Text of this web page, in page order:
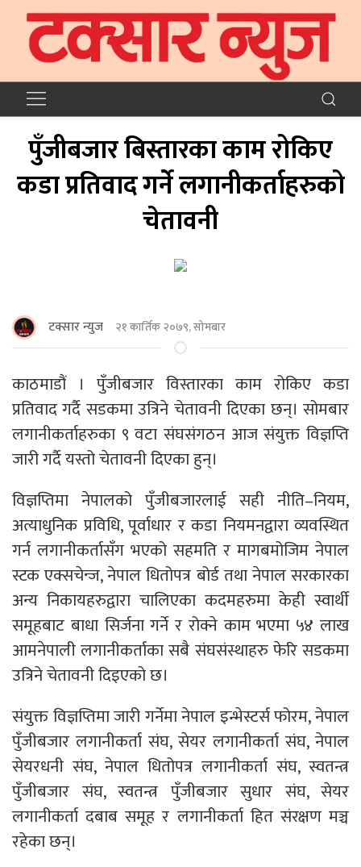
पुँजीबजार बिस्तारका काम रोकिए
कडा प्रतिवाद गर्ने लगानीकर्ताहरुको
चेतावनी
टक्सार न्युज २१ कार्तिक २०७९, सोमबार
काठमाडौं । पुँजीबजार विस्तारका काम रोकिए कडा
प्रतिवाद गर्दै सडकमा उत्रिने चेतावनी दिएका छन्। सोमबार
लगानीकर्ताहरुका ९ वटा संघसंगठन आज संयुक्त विज्ञप्ति
जारी गर्दै यस्तो चेतावनी दिएका हुन्।
विज्ञप्तिमा नेपालको पुँजीबजारलाई सही नीति–नियम,
अत्याधुनिक प्रविधि, पूर्वाधार र कडा नियमनद्वारा व्यवस्थित
गर्न लगानीकर्तासँग भएको सहमति र मागबमोजिम नेपाल
स्टक एक्सचेन्ज, नेपाल धितोपत्र बोर्ड तथा नेपाल सरकारका
अन्य निकायहरुद्वारा चालिएका कदमहरुमा केही स्वार्थी
समूहबाट बाधा सिर्जना गर्ने र रोक्ने काम भएमा ५४ लाख
आमनेपाली लगानीकर्ताका सबै संघसंस्थाहरु फेरि सडकमा
उत्रिने चेतावनी दिइएको छ।
संयुक्त विज्ञप्तिमा जारी गर्नेमा नेपाल इन्भेस्टर्स फोरम, नेपाल
पुँजीबजार लगानीकर्ता संघ, सेयर लगानीकर्ता संघ, नेपाल
सेयरधनी संघ, नेपाल धितोपत्र लगानीकर्ता संघ, स्वतन्त्र
पुँजीबजार संघ, स्वतन्त्र पुँजीबजार सुधार संघ, सेयर
लगानीकर्ता दबाब समूह र लगानीकर्ता हित संरक्षण मञ्च
रहेका छन्।